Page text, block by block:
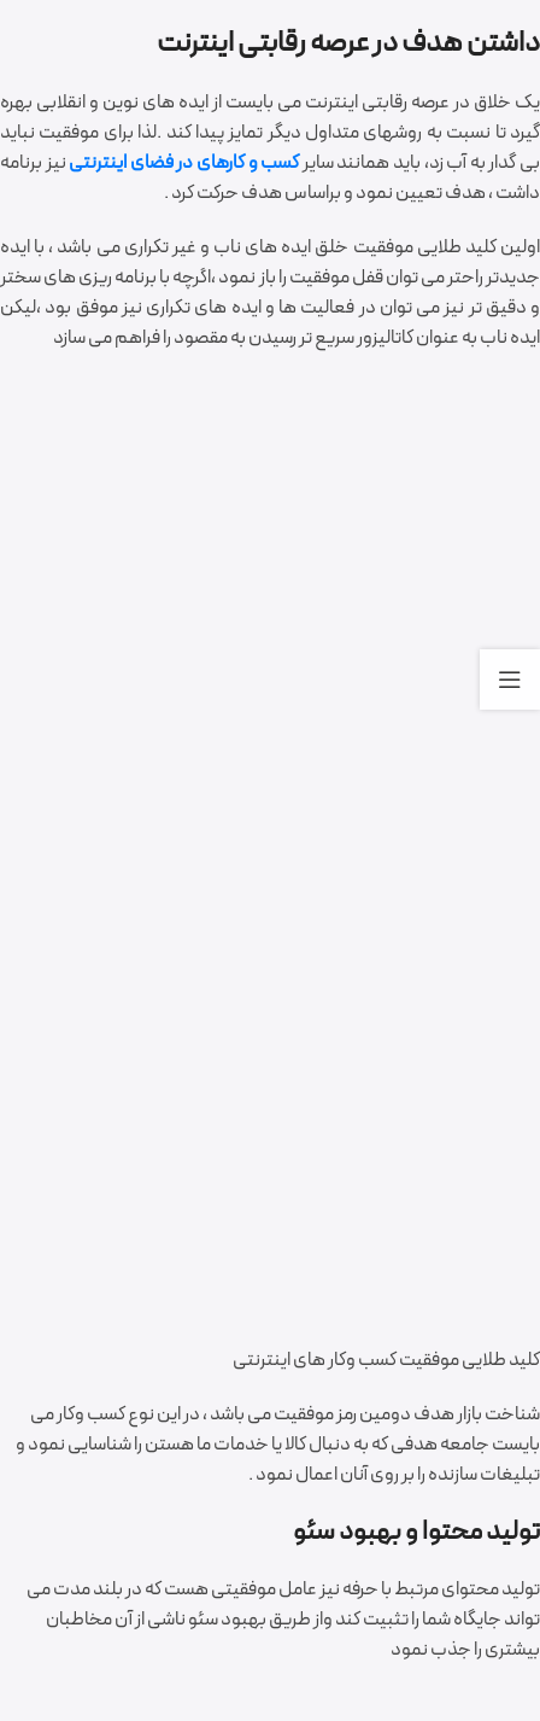
داشتن هدف در عرصه رقابتی اینترنت
یک خلاق در عرصه رقابتی اینترنت می بایست از ایده های نوین و انقلابی بهره
گیرد تا نسبت به روشهای متداول دیگر تمایز پیدا کند .لذا برای موفقیت نباید
بی گدار به آب زد، باید همانند سایرکسب و کارهای در فضای اینترنتینیز برنامه
داشت ، هدف تعیین نمود و براساس هدف حرکت کرد .
اولین کلید طلایی موفقیت خلق ایده های ناب و غیر تکراری می باشد ، با ایده
جدیدتر راحتر می توان قفل موفقیت را باز نمود ،اگرچه با برنامه ریزی های سختر
و دقیق تر نیز می توان در فعالیت ها و ایده های تکراری نیز موفق بود ،لیکن
ایده ناب به عنوان کاتالیزور سریع تر رسیدن به مقصود را فراهم می سازد
کلید طلایی موفقیت کسب وکار های اینترنتی
شناخت بازار هدف دومین رمز موفقیت می باشد ، در این نوع کسب وکار می
بایست جامعه هدفی که به دنبال کالا یا خدمات ما هستن را شناسایی نمود و
تبلیغات سازنده را بر روی آنان اعمال نمود .
تولید محتوا و بهبود سئو
تولید محتوای مرتبط با حرفه نیز عامل موفقیتی هست که در بلند مدت می
تواند جایگاه شما را تثبیت کند واز طریق بهبود سئو ناشی از آن مخاطبان
بیشتری را جذب نمود